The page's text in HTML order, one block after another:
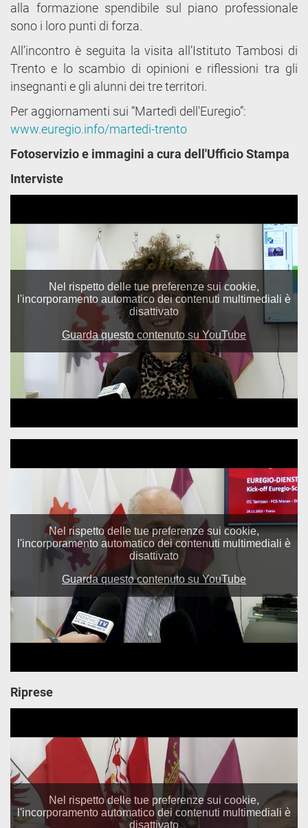
alla formazione spendibile sul piano professionale
sono i loro punti di forza.
All’incontro è seguita la visita all’Istituto Tambosi di
Trento e lo scambio di opinioni e riflessioni tra gli
insegnanti e gli alunni dei tre territori.
Per aggiornamenti sui “Martedì dell'Euregio”:
www.euregio.info/martedi-trento
Fotoservizio e immagini a cura dell'Ufficio Stampa
Interviste
Riprese